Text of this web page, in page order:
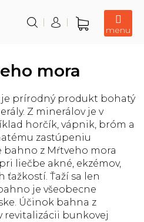
Nákupný
mora
je prírodný produkt bohatý
Z minerálov je v
horčík, vápnik, bróm a
zastúpeniu
bahno z Mŕtveho mora
liečbe akné, ekzémov,
ťažkostí. Ťaží sa len
je všeobecne
Účinok bahna z
revitalizácii bunkovej